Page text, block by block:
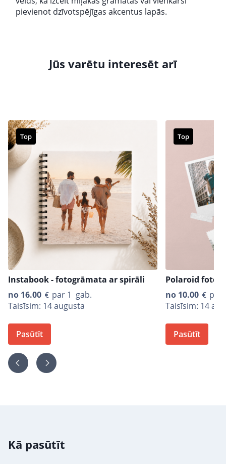
pievienot dzīvotspējīgas akcentus lapās.
Jūs varētu interesēt arī
Top
Instabook - fotogrāmata ar spirāli
no 16.00
par 1 gab.
Taisīsim: 14 augusta
Pasūtīt
Top
Polaroid
no 10.00
par
Taisīsim: 14
Pasūtīt
Kā pasūtīt